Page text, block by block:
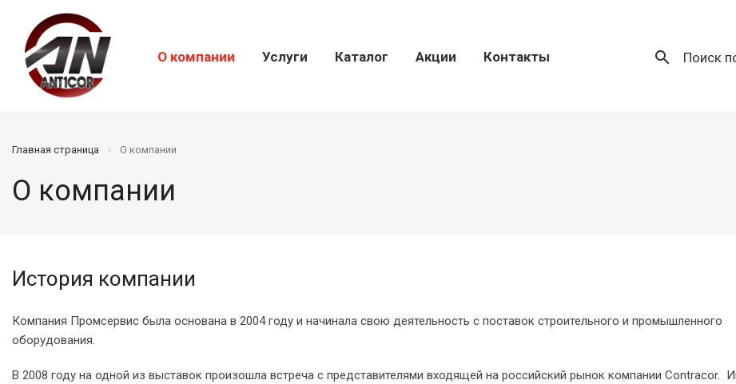
О компании Услуги Каталог Акции Контакты search Поиск
Главная страница О компании
О компании
История компании
Компания Промсервис была основана в 2004 году и начинала свою деятельность с поставок строительного и промышленного
оборудования.
В 2008 году на одной из выставок произошла встреча с представителями входящей на российский рынок компании Contracor.